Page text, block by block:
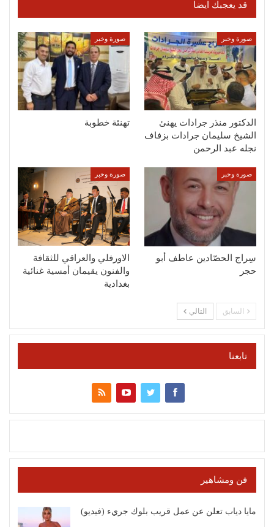
قد يعجبك ايضا
صورة وخبر
الدكتور منذر جرادات يهنئ
الشيخ سليمان جرادات بزفاف
نجله عبد الرحمن
صورة وخبر
تهنئة خطوبة
صورة وخبر
سِراج الحصّادين عاطف أبو
حجر
صورة وخبر
الاورفلي والعراقي للثقافة
والفنون يقيمان أمسية غنائية
بغدادية
السابق التالي
تابعنا
فن ومشاهير
مايا دياب تعلن عن عمل قريب بلوك جريء (فيديو)